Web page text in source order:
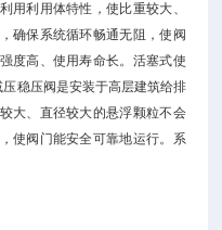
用利用体特性，使比重较大、
确保系统循环畅通无阻，使阀
度高、使用寿命长。活塞式使
稳压阀是安装于高层建筑给排
大、直径较大的悬浮颗粒不会
使阀门能安全可靠地运行。系